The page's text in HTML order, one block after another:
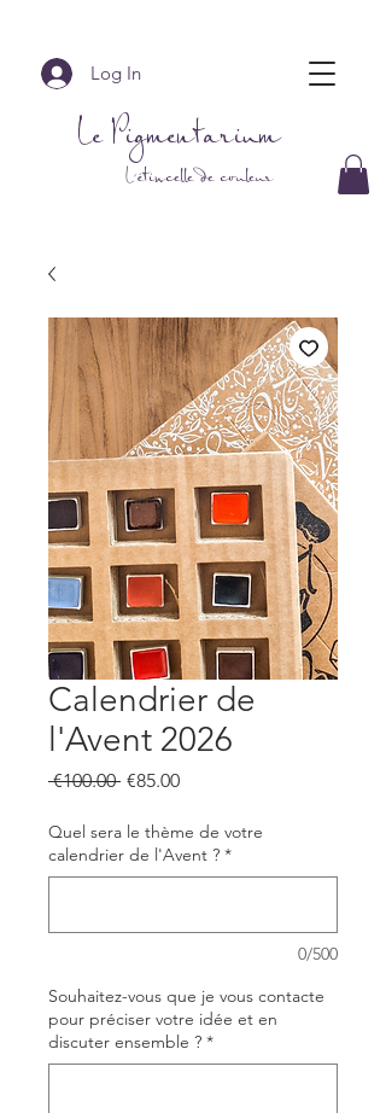
Log In
Le Pigmentarium
L'étincelle de couleur
Calendrier de
l'Avent 2026
€100.00 Regular
€85.00Sale
Quel sera le thème de votre
calendrier de l'Avent ? *
0/500
Souhaitez-vous que je vous contacte
pour préciser votre idée et en
discuter ensemble ? *